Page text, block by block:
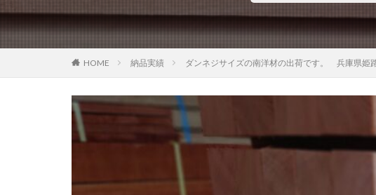
HOME 納品実績 ダンネジサイズの南洋材の出荷です。 兵庫県姫